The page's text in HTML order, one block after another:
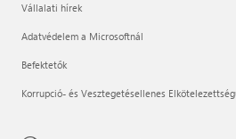
Vállalati hírek
Adatvédelem a Microsoftnál
Befektetők
Korrupció- és Vesztegetésellenes